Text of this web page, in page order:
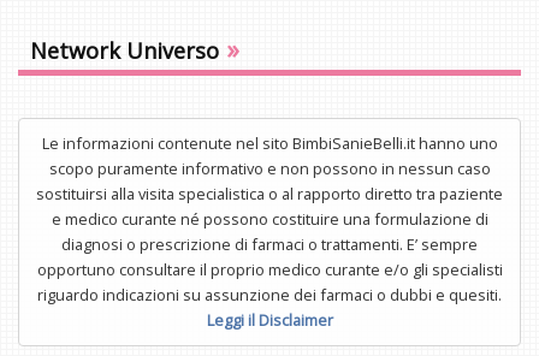
Network Universo »
Le informazioni contenute nel sito BimbiSanieBelli.it hanno uno
scopo puramente informativo e non possono in nessun caso
sostituirsi alla visita specialistica o al rapporto diretto tra paziente
e medico curante né possono costituire una formulazione di
diagnosi o prescrizione di farmaci o trattamenti. E’ sempre
opportuno consultare il proprio medico curante e/o gli specialisti
riguardo indicazioni su assunzione dei farmaci o dubbi e quesiti.
Leggi il Disclaimer